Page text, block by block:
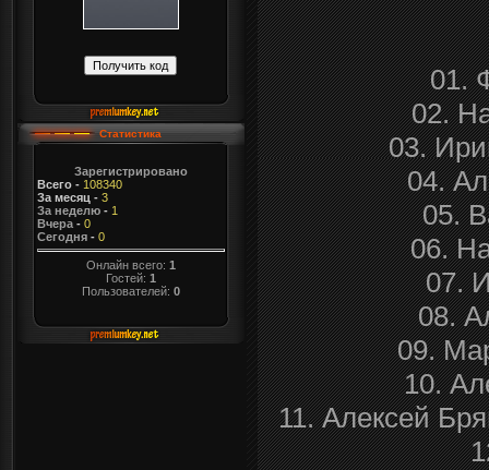
Статистика
Зарегистрировано
Всего- 108340
За месяц - 3
За неделю- 1
Вчера- 0
Сегодня- 0
Онлайн всего: 1
Гостей: 1
Пользователей: 0
01.
02.
03.
04.
05.
06.
07.
08.
09.
10.
11. Алексей